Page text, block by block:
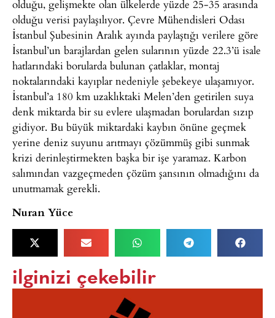
olduğu, gelişmekte olan ülkelerde yüzde 25-35 arasında
olduğu verisi paylaşılıyor. Çevre Mühendisleri Odası
İstanbul Şubesinin Aralık ayında paylaştığı verilere göre
İstanbul’un barajlardan gelen sularının yüzde 22.3’ü isale
hatlarındaki borularda bulunan çatlaklar, montaj
noktalarındaki kayıplar nedeniyle şebekeye ulaşamıyor.
İstanbul’a 180 km uzaklıktaki Melen’den getirilen suya
denk miktarda bir su evlere ulaşmadan borulardan sızıp
gidiyor. Bu büyük miktardaki kaybın önüne geçmek
yerine deniz suyunu arıtmayı çözümmüş gibi sunmak
krizi derinleştirmekten başka bir işe yaramaz. Karbon
salımından vazgeçmeden çözüm şansının olmadığını da
unutmamak gerekli.
Nuran Yüce
ilginizi çekebilir